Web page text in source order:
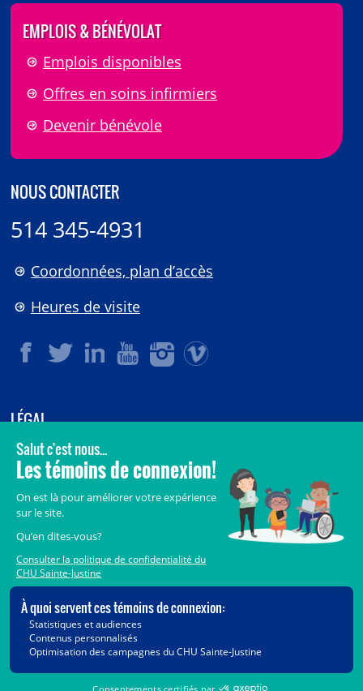
EMPLOIS & BÉNÉVOLAT
Emplois disponibles
Offres en soins infirmiers
Devenir bénévole
NOUS CONTACTER
514 345-4931
Coordonnées, plan d’accès
Heures de visite
LÉGAL
© 2006-2026CHU Sainte-Justine.
Tous droits réservés.
Crédits
Accès aux documents des organismes publics